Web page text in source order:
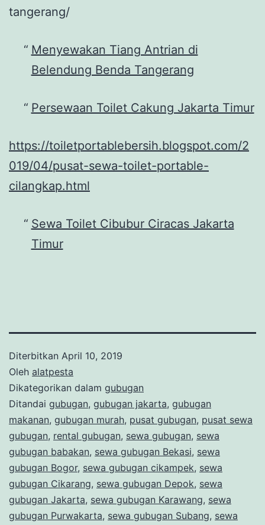
tangerang/
Menyewakan Tiang Antrian di
Belendung Benda Tangerang
Persewaan Toilet Cakung Jakarta Timur
https://toiletportablebersih.blogspot.com/2
019/04/pusat-sewa-toilet-portable-
cilangkap.html
Sewa Toilet Cibubur Ciracas Jakarta
Timur
Diterbitkan April 10, 2019
Oleh alatpesta
Dikategorikan dalam gubugan
Ditandai gubugan, gubugan jakarta, gubugan
makanan, gubugan murah, pusat gubugan, pusat sewa
gubugan, rental gubugan, sewa gubugan, sewa
gubugan babakan, sewa gubugan Bekasi, sewa
gubugan Bogor, sewa gubugan cikampek, sewa
gubugan Cikarang, sewa gubugan Depok, sewa
gubugan Jakarta, sewa gubugan Karawang, sewa
gubugan Purwakarta, sewa gubugan Subang, sewa